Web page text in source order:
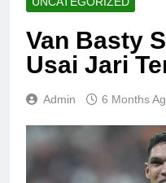
Van Basty
Usai Jari
Admin 6 Months